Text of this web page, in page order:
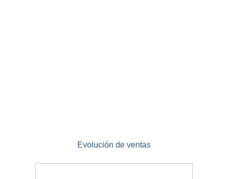
Evolución de ventas